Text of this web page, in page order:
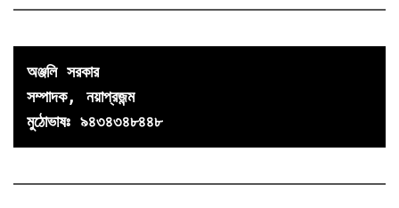
অঞ্জলি সরকার
সম্পাদক, নয়াপ্রজন্ম
মুঠোভাষঃ ৯৪৩৪৩৪৮৪৪৮